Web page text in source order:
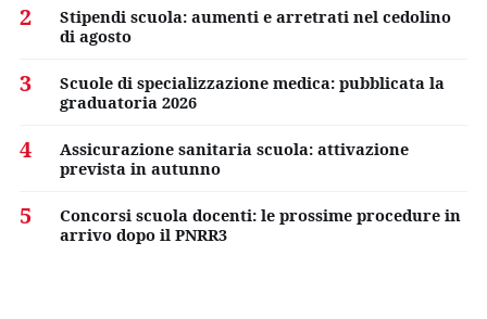
2
Stipendi scuola: aumenti e arretrati nel cedolino
di agosto
3
Scuole di specializzazione medica: pubblicata la
graduatoria 2026
4
Assicurazione sanitaria scuola: attivazione
prevista in autunno
5
Concorsi scuola docenti: le prossime procedure in
arrivo dopo il PNRR3